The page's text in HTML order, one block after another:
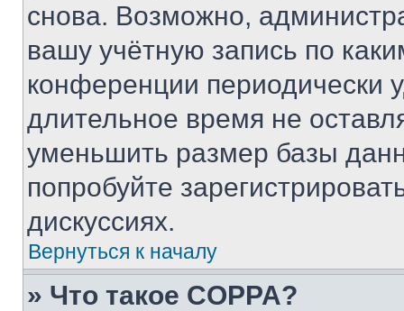
снова. Возможно,
вашу учётную запись по
конференции периодически
длительное время не
уменьшить размер базы
попробуйте
дискуссиях.
Вернуться к началу
» Что такое COPPA?